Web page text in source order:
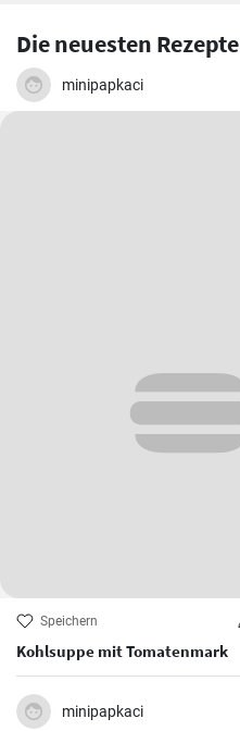
Die neuesten Rezepte
minipapkaci
Speichern
Kohlsuppe mit Tomatenmark
minipapkaci